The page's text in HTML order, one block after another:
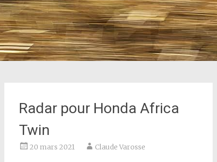
Radar pour Honda Africa
Twin
20 mars 2021 Claude Varosse